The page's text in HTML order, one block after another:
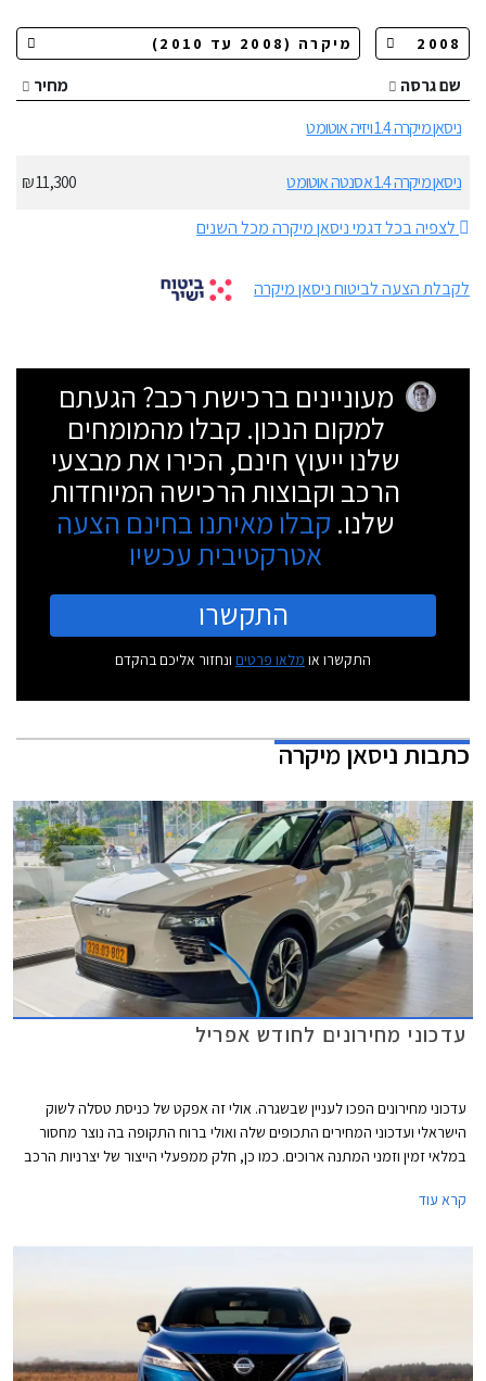
שם גרסה
מחיר
ניסאן מיקרה 1.4 ויזיה אוטומט
ניסאן מיקרה 1.4 אסנטה אוטומט
11,300 ₪
לצפיה בכל דגמי ניסאן מיקרה מכל השנים
לקבלת הצעה לביטוח ניסאן מיקרה
מעוניינים ברכישת רכב? הגעתם
למקום הנכון. קבלו מהמומחים
שלנו ייעוץ חינם, הכירו את מבצעי
הרכב וקבוצות הרכישה המיוחדות
שלנו. קבלו מאיתנו בחינם הצעה
אטרקטיבית עכשיו
התקשרו
התקשרו או מלאו פרטים ונחזור אליכם בהקדם
כתבותניסאן מיקרה
עדכוני מחירונים לחודש אפריל
עדכוני מחירונים הפכו לעניין שבשגרה. אולי זה אפקט של כניסת טסלה לשוק
הישראלי ועדכוני המחירים התכופים שלה ואולי ברוח התקופה בה נוצר מחסור
במלאי זמין וזמני המתנה ארוכים. כמו כן, חלק ממפעלי הייצור של יצרניות הרכב
קרא עוד